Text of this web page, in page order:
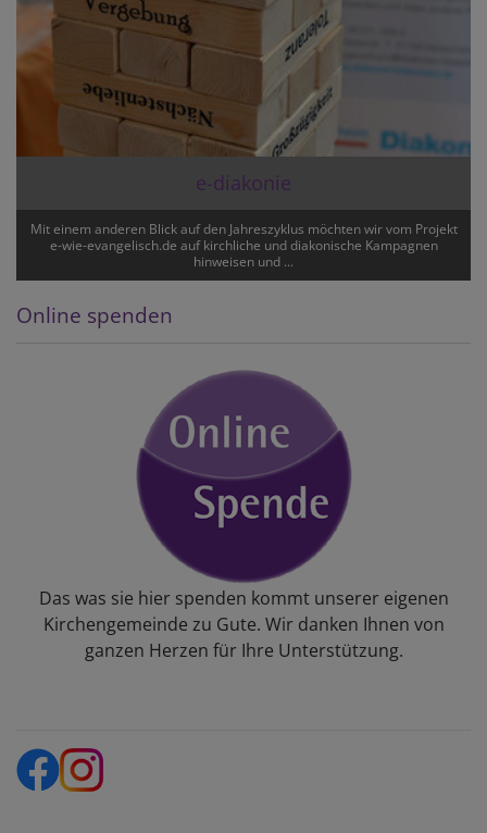
e-diakonie
Mit einem anderen Blick auf den Jahreszyklus möchten wir vom Projekt
e-wie-evangelisch.de auf kirchliche und diakonische Kampagnen
hinweisen und ...
Online spenden
Das was sie hier spenden kommt unserer eigenen
Kirchengemeinde zu Gute. Wir danken Ihnen von
ganzen Herzen für Ihre Unterstützung.